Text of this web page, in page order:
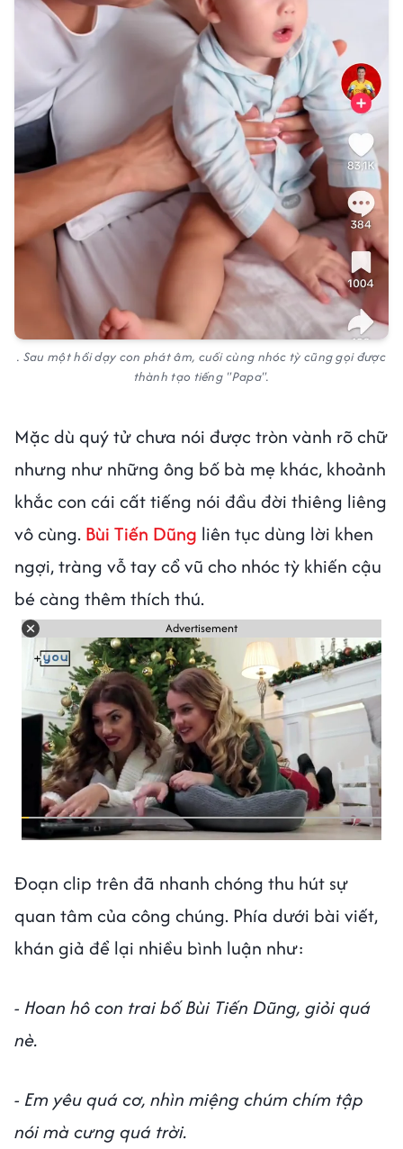
. Sau một hồi dạy con phát âm, cuối cùng nhóc tỳ cũng gọi được
thành tạo tiếng "Papa".
Mặc dù quý tử chưa nói được tròn vành rõ chữ
nhưng như những ông bố bà mẹ khác, khoảnh
khắc con cái cất tiếng nói đầu đời thiêng liêng
vô cùng. Bùi Tiến Dũng liên tục dùng lời khen
ngợi, tràng vỗ tay cổ vũ cho nhóc tỳ khiến cậu
bé càng thêm thích thú.
Advertisement
Đoạn clip trên đã nhanh chóng thu hút sự
quan tâm của công chúng. Phía dưới bài viết,
khán giả để lại nhiều bình luận như:
- Hoan hô con trai bố Bùi Tiến Dũng, giỏi quá
nè.
- Em yêu quá cơ, nhìn miệng chúm chím tập
nói mà cưng quá trời.